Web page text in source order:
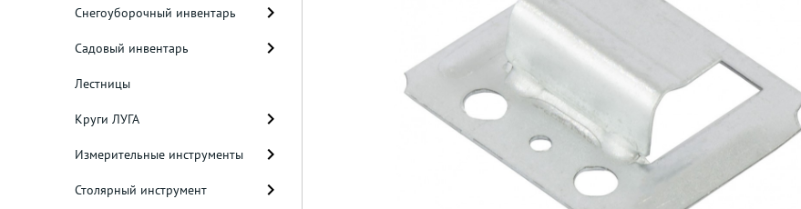
Снегоуборочный инвентарь
Садовый инвентарь
Лестницы
Круги ЛУГА
Измерительные инструменты
Столярный инструмент